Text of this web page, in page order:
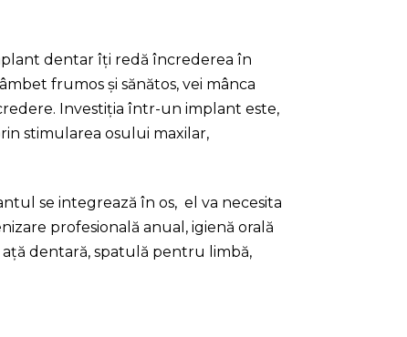
dentar îți redă încrederea în
frumos și sănătos, vei mânca
Investiția într-un implant este,
stimularea osului maxilar,
se integrează în os, el va necesita
profesională anual, igienă orală
ață dentară, spatulă pentru limbă,